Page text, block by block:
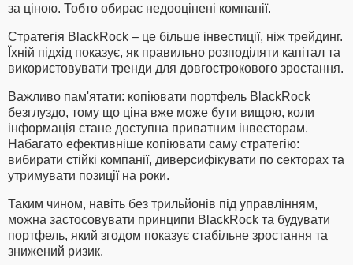
за ціною. Тобто обирає недооцінені компанії.
Стратегія BlackRock – це більше інвестиції, ніж трейдинг.
Їхній підхід показує, як правильно розподіляти капітал та
використовувати тренди для довгострокового зростання.
Важливо пам'ятати: копіювати портфель BlackRock
безглуздо, тому що ціна вже може бути вищою, коли
інформація стане доступна приватним інвесторам.
Набагато ефективніше копіювати саму стратегію:
вибирати стійкі компанії, диверсифікувати по секторах та
утримувати позиції на роки.
Таким чином, навіть без трильйонів під управлінням,
можна застосовувати принципи BlackRock та будувати
портфель, який згодом показує стабільне зростання та
знижений ризик.